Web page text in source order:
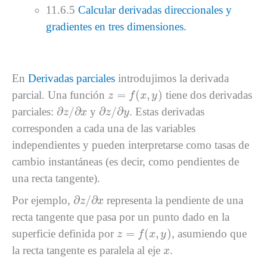
11.6.5Calcular derivadas direccionales y
gradientes en tres dimensiones.
En Derivadas parciales introdujimos la derivada
parcial. Una función z = f(x, y)
x,y
tiene dos derivadas
parciales: ∂z/∂x
∂z ∂x y ∂z/∂y
∂z ∂y . Estas derivadas
corresponden a cada una de las variables
independientes y pueden interpretarse como tasas de
cambio instantáneas (es decir, como pendientes de
una recta tangente).
Por ejemplo, ∂z/∂x
∂z ∂x
representa la pendiente de una
recta tangente que pasa por un punto dado en la
superficie definida por z = f(x, y)
x,y
, asumiendo que
la recta tangente es paralela al eje x
x.